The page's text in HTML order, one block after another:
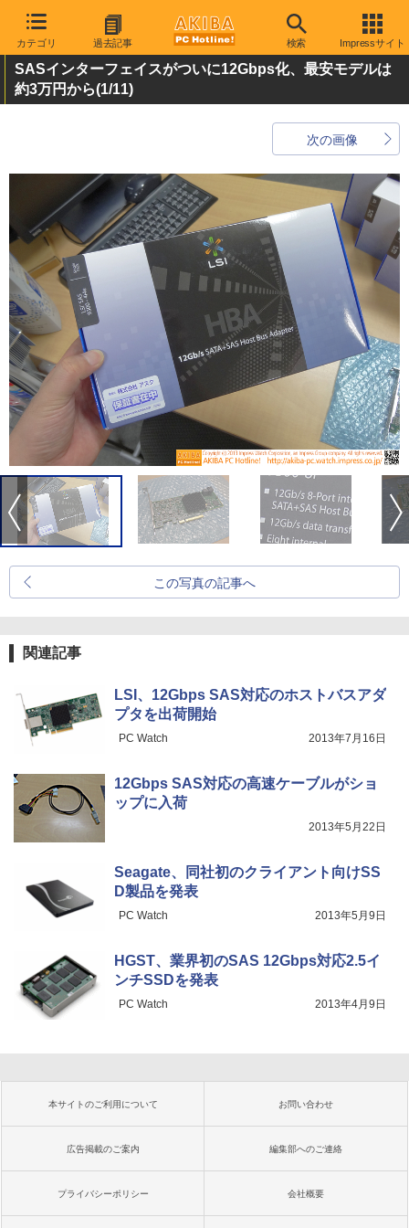
カテゴリ 過去記事 検索 Impressサイト
SASインターフェイスがついに12Gbps化、最安モデルは
約3万円から(1/11)
次の画像
この写真の記事へ
関連記事
LSI、12Gbps SAS対応のホストバスアダ
プタを出荷開始
PC Watch 2013年7月16日
12Gbps SAS対応の高速ケーブルがショ
ップに入荷
2013年5月22日
Seagate、同社初のクライアント向けSS
D製品を発表
PC Watch 2013年5月9日
HGST、業界初のSAS 12Gbps対応2.5イ
ンチSSDを発表
PC Watch 2013年4月9日
本サイトのご利用について お問い合わせ
広告掲載のご案内 編集部へのご連絡
プライバシーポリシー 会社概要